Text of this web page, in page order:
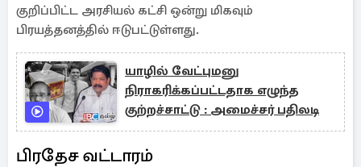
குறிப்பிட்ட அரசியல் கட்சி ஒன்று மிகவும்
பிரயத்தனத்தில் ஈடுபட்டுள்ளது.
யாழில் வேட்புமனு
நிராகரிக்கப்பட்டதாக எழுந்த
குற்றச்சாட்டு : அமைச்சர் பதிலடி
பிரதேச வட்டாரம்